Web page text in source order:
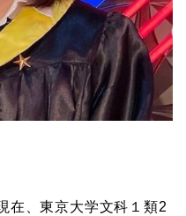
在、東京大学文科１類2